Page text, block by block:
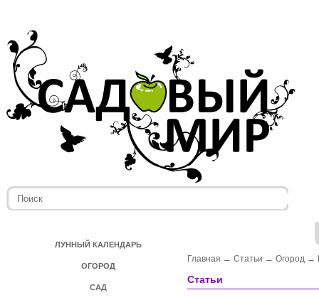
ЛУННЫЙ КАЛЕНДАРЬ
ОГОРОД
САД
Главная → Статьи → Огород →
Статьи